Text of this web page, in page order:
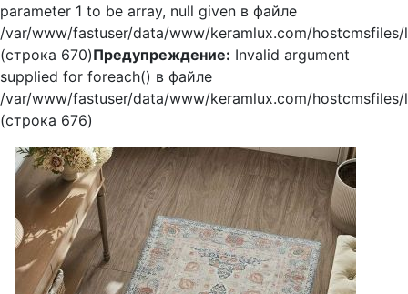
parameter 1 to be array, null given в файле
/var/www/fastuser/data/www/keramlux.com/hostcmsfiles/
(строка 670)Предупреждение: Invalid argument
supplied for foreach() в файле
/var/www/fastuser/data/www/keramlux.com/hostcmsfiles/
(строка 676)